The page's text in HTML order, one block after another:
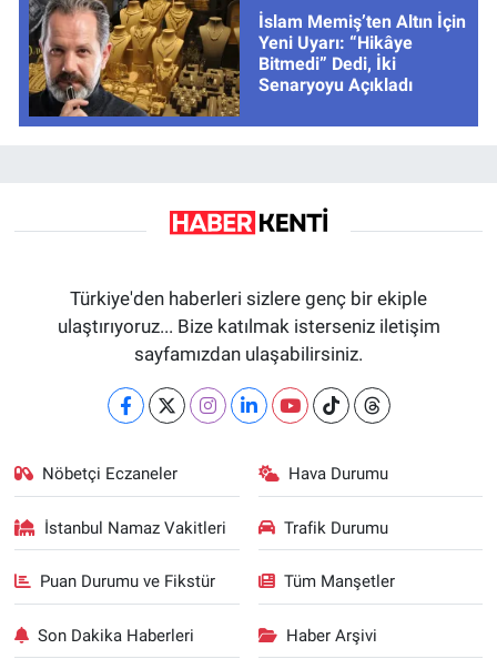
İslam Memiş’ten Altın İçin
Yeni Uyarı: “Hikâye
Bitmedi” Dedi, İki
Senaryoyu Açıkladı
Türkiye'den haberleri sizlere genç bir ekiple
ulaştırıyoruz... Bize katılmak isterseniz iletişim
sayfamızdan ulaşabilirsiniz.
Nöbetçi Eczaneler Hava Durumu
İstanbul Namaz Vakitleri Trafik Durumu
Puan Durumu ve Fikstür Tüm Manşetler
Son Dakika Haberleri Haber Arşivi